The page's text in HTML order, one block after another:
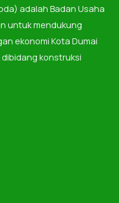
adalah Badan Usaha
untuk mendukung
ekonomi Kota Dumai
konstruksi